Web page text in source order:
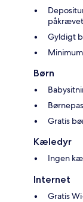
Gyldigt
Børn
Gratis
Kæledyr
Ingen
Internet
Gratis